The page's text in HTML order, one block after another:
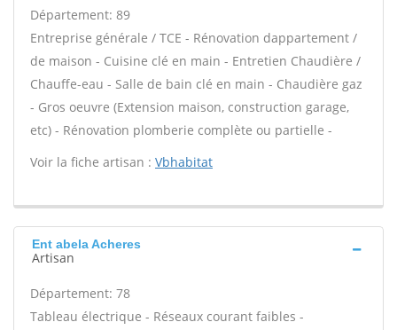
Département: 89
Entreprise générale / TCE - Rénovation dappartement /
de maison - Cuisine clé en main - Entretien Chaudière /
Chauffe-eau - Salle de bain clé en main - Chaudière gaz
- Gros oeuvre (Extension maison, construction garage,
etc) - Rénovation plomberie complète ou partielle -
Voir la fiche artisan : Vbhabitat
Ent abela Acheres
Artisan
Département: 78
Tableau électrique - Réseaux courant faibles -